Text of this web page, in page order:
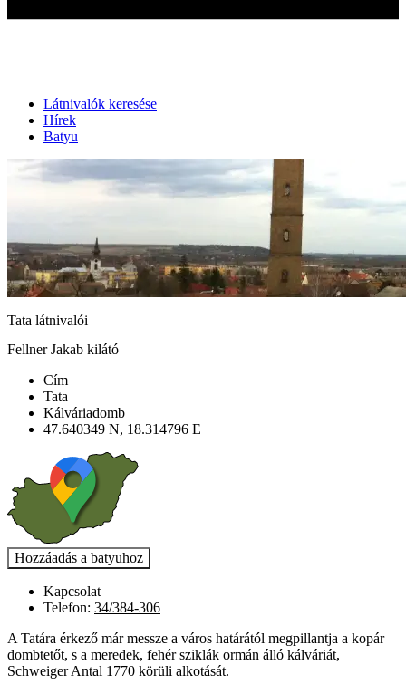
Látnivalók keresése
Hírek
Batyu
Tata látnivalói
Fellner Jakab kilátó
Cím
Tata
Kálváriadomb
47.640349 N, 18.314796 E
Kapcsolat
Telefon: 34/384-306
A Tatára érkező már messze a város határától megpillantja a kopár
dombtetőt, s a meredek, fehér sziklák ormán álló kálváriát,
Schweiger Antal 1770 körüli alkotását.